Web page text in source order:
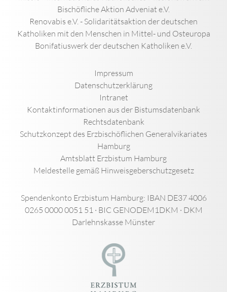
Bischöfliche Aktion Adveniat e.V.
Renovabis e.V. - Solidaritätsaktion der deutschen
Katholiken mit den Menschen in Mittel- und Osteuropa
Bonifatiuswerk der deutschen Katholiken e.V.
Impressum
Datenschutzerklärung
Intranet
Kontaktinformationen aus der Bistumsdatenbank
Rechtsdatenbank
Schutzkonzept des Erzbischöflichen Generalvikariates
Hamburg
Amtsblatt Erzbistum Hamburg
Meldestelle gemäß Hinweisgeberschutzgesetz
Spendenkonto Erzbistum Hamburg: IBAN DE37 4006
0265 0000 0051 51 · BIC GENODEM1DKM · DKM
Darlehnskasse Münster